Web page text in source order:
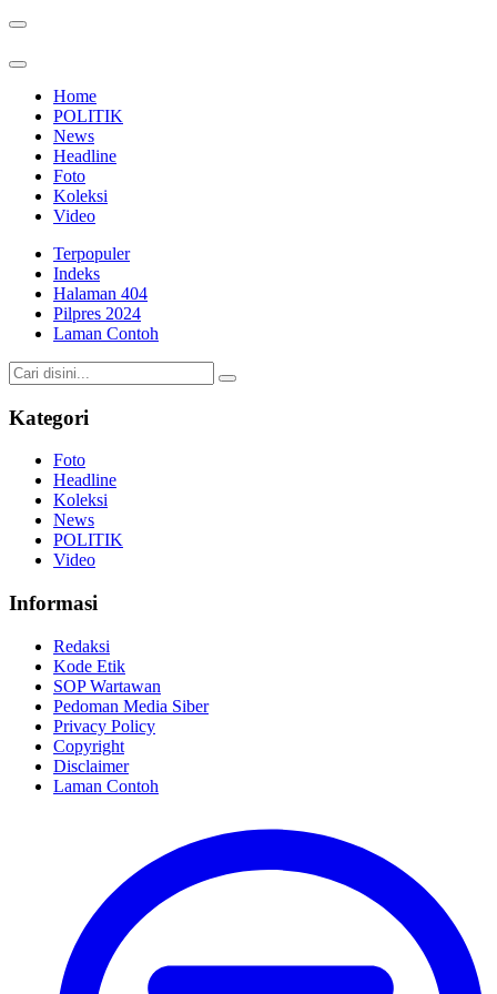
Home
POLITIK
News
Headline
Foto
Koleksi
Video
Terpopuler
Indeks
Halaman 404
Pilpres 2024
Laman Contoh
Kategori
Foto
Headline
Koleksi
News
POLITIK
Video
Informasi
Redaksi
Kode Etik
SOP Wartawan
Pedoman Media Siber
Privacy Policy
Copyright
Disclaimer
Laman Contoh